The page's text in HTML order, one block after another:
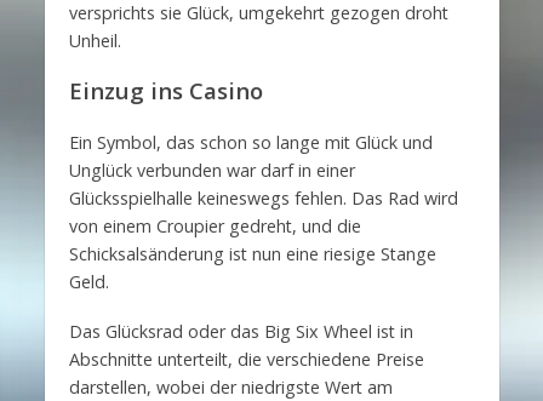
versprichts sie Glück, umgekehrt gezogen droht
Unheil.
Einzug ins Casino
Ein Symbol, das schon so lange mit Glück und
Unglück verbunden war darf in einer
Glücksspielhalle keineswegs fehlen. Das Rad wird
von einem Croupier gedreht, und die
Schicksalsänderung ist nun eine riesige Stange
Geld.
Das Glücksrad oder das Big Six Wheel ist in
Abschnitte unterteilt, die verschiedene Preise
darstellen, wobei der niedrigste Wert am